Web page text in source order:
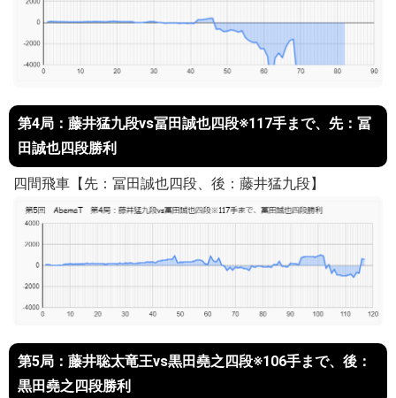
第4局：藤井猛九段vs冨田誠也四段※117手まで、先：冨
田誠也四段勝利
四間飛車【先：冨田誠也四段、後：藤井猛九段】
第5局：藤井聡太竜王vs黒田堯之四段※106手まで、後：
黒田堯之四段勝利